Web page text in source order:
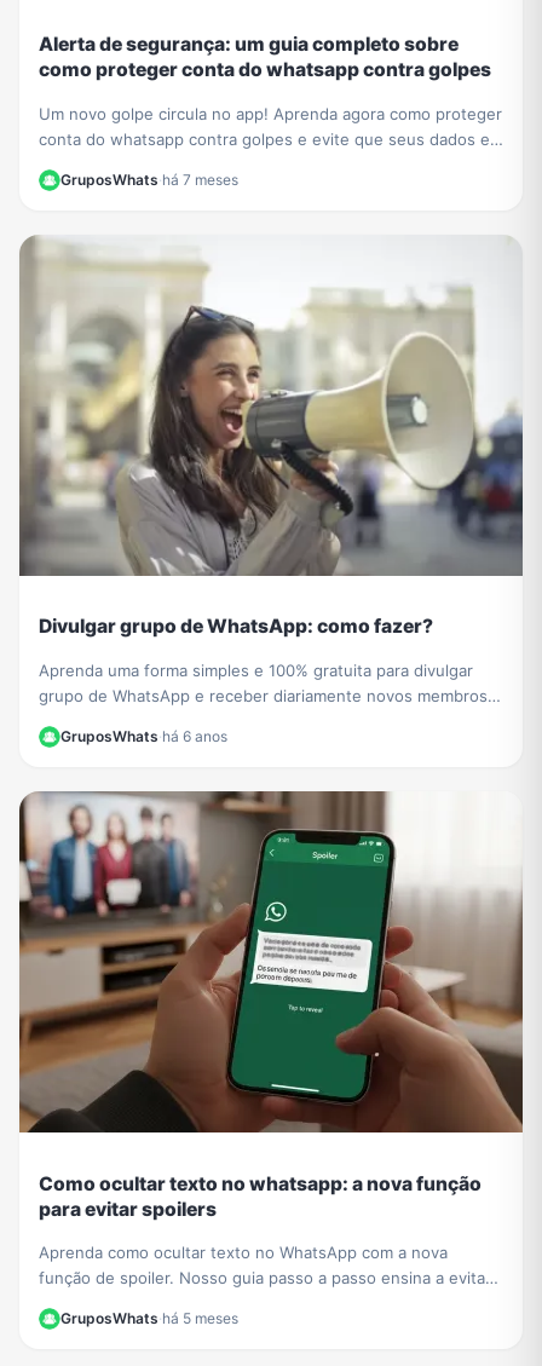
Alerta de segurança: um guia completo sobre
como proteger conta do whatsapp contra golpes
Um novo golpe circula no app! Aprenda agora como proteger
conta do whatsapp contra golpes e evite que seus dados e
GruposWhats·há 7 meses
Divulgar grupo de WhatsApp: como fazer?
Aprenda uma forma simples e 100% gratuita para divulgar
grupo de WhatsApp e receber diariamente novos membros e
GruposWhats·há 6 anos
Como ocultar texto no whatsapp: a nova função
para evitar spoilers
Aprenda como ocultar texto no WhatsApp com a nova
função de spoiler. Nosso guia passo a passo ensina a evitar
revelar detalhes de séries e filmes em grupos.
GruposWhats·há 5 meses